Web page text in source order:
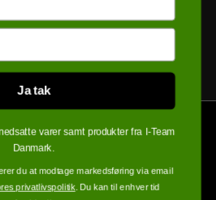
Ja tak
varer samt produkter fra I-Team
Danmark.
du at modtage markedsføring via email
privatlivspolitik. Du kan til enhver tid